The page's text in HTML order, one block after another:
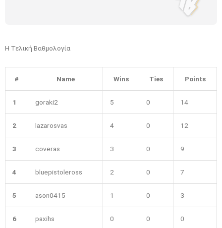
Η Τελική Βαθμολογία
# Name Wins Ties Points
1 goraki2 5 0 14
2 lazarosvas 4 0 12
3 coveras 3 0 9
4 bluepistoleross 2 0 7
5 ason0415 1 0 3
6 paxihs 0 0 0